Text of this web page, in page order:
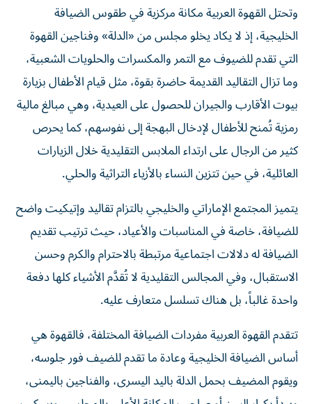
وتحتل القهوة العربية مكانة مركزية في طقوس الضيافة
الخليجية، إذ لا يكاد يخلو مجلس من «الدلة» وفناجين القهوة
التي تقدم للضيوف مع التمر والمكسرات والحلويات الشعبية،
وما تزال التقاليد القديمة حاضرة بقوة، مثل قيام الأطفال بزيارة
بيوت الأقارب والجيران للحصول على العيدية، وهي مبالغ مالية
رمزية تُمنح للأطفال لإدخال البهجة إلى نفوسهم، كما يحرص
كثير من الرجال على ارتداء الملابس التقليدية خلال الزيارات
العائلية، في حين تتزين النساء بالأزياء التراثية والحلي.
يتميز المجتمع الإماراتي والخليجي بالتزام تقاليد وإتيكيت واضح
للضيافة، خاصة في المناسبات والأعياد، حيث ترتيب تقديم
الضيافة له دلالات اجتماعية مرتبطة بالاحترام والكرم وحسن
الاستقبال، وفي المجالس التقليدية لا تُقدَّم الأشياء كلها دفعة
واحدة غالباً، بل هناك تسلسل متعارف عليه.
تتقدم القهوة العربية مفردات الضيافة المختلفة، فالقهوة هي
أساس الضيافة الخليجية وعادة ما تقدم للضيف فور جلوسه،
ويقوم المضيف بحمل الدلة باليد اليسرى، والفناجين باليمنى،